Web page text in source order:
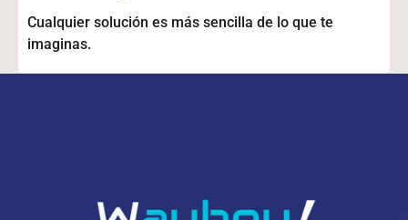
Cualquier solución es más sencilla de lo que te
imaginas.